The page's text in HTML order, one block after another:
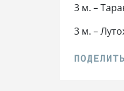
3 м. –
3 м. –